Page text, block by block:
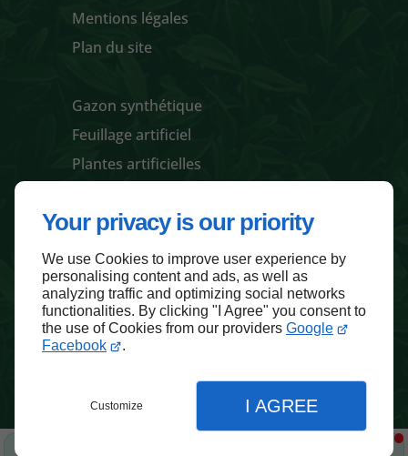
Your privacy is our priority
We use Cookies to improve user experience by
personalising content and ads, as well as
analyzing traffic and optimizing social networks
functionalities. By clicking "I Agree" you consent to
the use of Cookies from our providers Google
Facebook
.
Customize I AGREE
Mentions légales
Plan du site
Gazon synthétique
Feuillage artificiel
Plantes artificielles
Haut de page